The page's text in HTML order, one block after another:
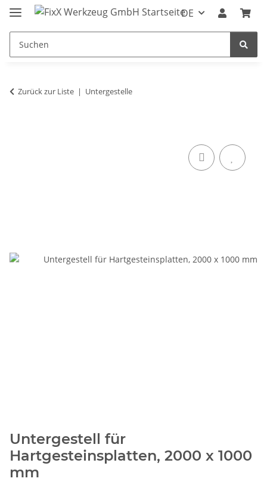
DE
Zurück zur Liste Untergestelle
Untergestell für
Hartgesteinsplatten, 2000 x 1000
mm